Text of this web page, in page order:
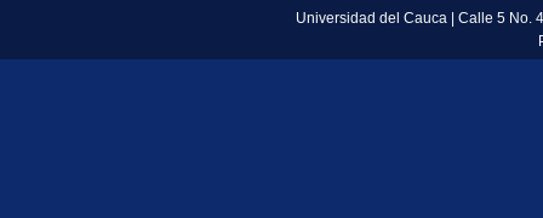
Universidad del Cauca | Calle 5 No.